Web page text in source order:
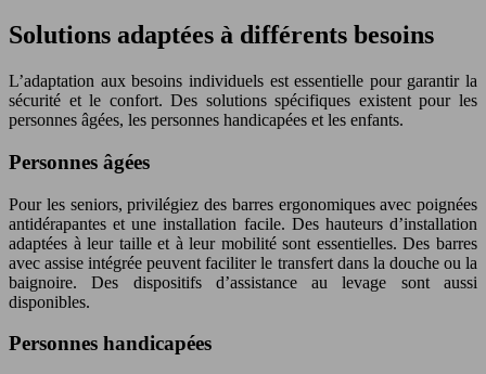
Solutions adaptées à différents besoins
L’adaptation aux besoins individuels est essentielle pour garantir la
sécurité et le confort. Des solutions spécifiques existent pour les
personnes âgées, les personnes handicapées et les enfants.
Personnes âgées
Pour les seniors, privilégiez des barres ergonomiques avec poignées
antidérapantes et une installation facile. Des hauteurs d’installation
adaptées à leur taille et à leur mobilité sont essentielles. Des barres
avec assise intégrée peuvent faciliter le transfert dans la douche ou la
baignoire. Des dispositifs d’assistance au levage sont aussi
disponibles.
Personnes handicapées